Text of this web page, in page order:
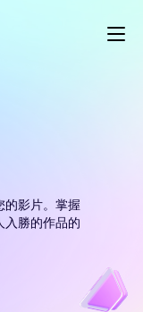
的影片。掌握
入勝的作品的